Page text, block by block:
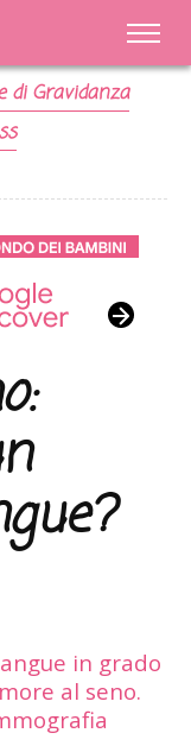
di Gravidanza
in grado
al seno.